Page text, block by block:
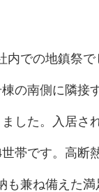
内での地鎮祭
の南側に隣接
した。入居さ
帯です。高断
も兼ね備えた